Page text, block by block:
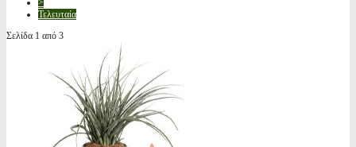
>
Τελευταία
Σελίδα 1 από 3